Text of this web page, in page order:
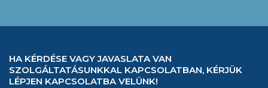
HA KÉRDÉSE VAGY JAVASLATA VAN
SZOLGÁLTATÁSUNKKAL KAPCSOLATBAN, KÉRJÜK
LÉPJEN KAPCSOLATBA VELÜNK!